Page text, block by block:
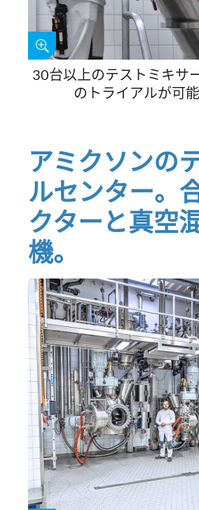
30台以上のテストミキサ
のトライアルが可能
アミクソンの
ルセンター。
クターと真空
機。